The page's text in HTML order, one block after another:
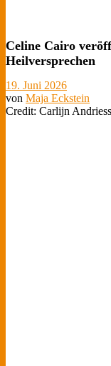
Celine Cairo
Heilversprechen
19. Juni 2026
von Maja Eckstein
Credit: Carlijn